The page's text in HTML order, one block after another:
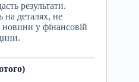
результати.
на деталях, не
у фінансовій